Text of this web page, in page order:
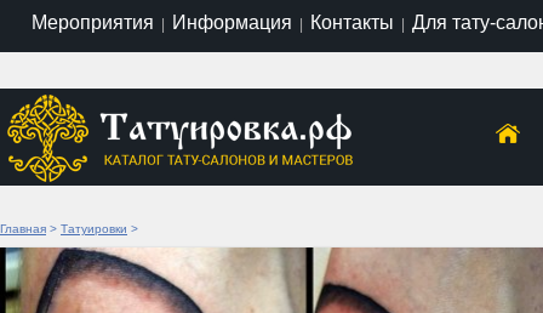
Мероприятия | Информация | Контакты | Для тату-
Главная > Татуировки >